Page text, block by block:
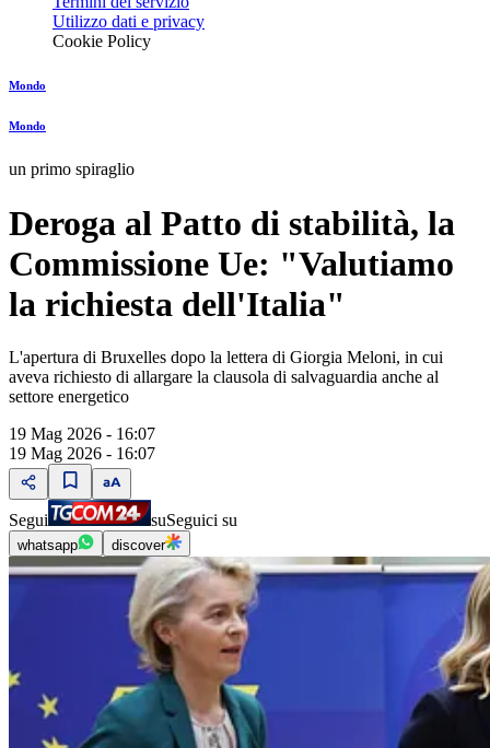
Utilizzo dati e privacy
Cookie Policy
Mondo
Mondo
un primo spiraglio
Deroga al Patto di stabilità, la
Commissione Ue: "Valutiamo
la richiesta dell'Italia"
L'apertura di Bruxelles dopo la lettera di Giorgia Meloni, in cui
aveva richiesto di allargare la clausola di salvaguardia anche al
settore energetico
19 Mag 2026 - 16:07
19 Mag 2026 - 16:07
Segui suSeguici su
whatsapp discover